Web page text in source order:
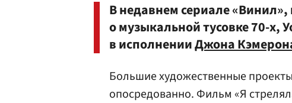
В недавнем сериале
о музыкальной тусовке 70-х,
в исполненииДжона
Большие художественные
опосредованно. Фильм «Я